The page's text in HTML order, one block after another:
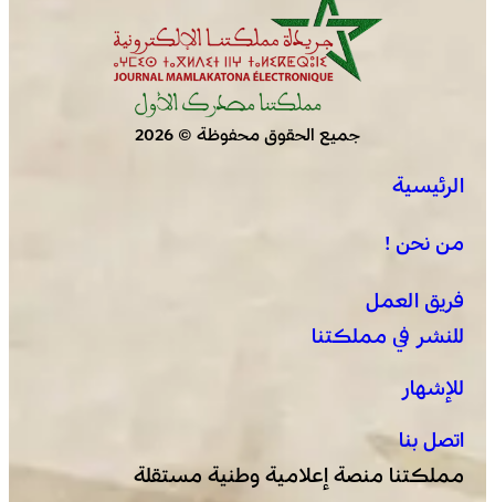
جميع الحقوق محفوظة © 2026
الرئيسية
من نحن !
فريق العمل
للنشر في مملكتنا
للإشهار
اتصل بنا
مملكتنا منصة إعلامية وطنية مستقلة